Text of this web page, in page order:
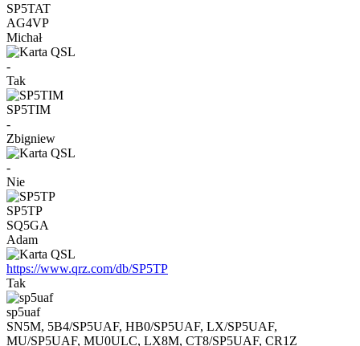
SP5TAT
AG4VP
Michał
-
Tak
SP5TIM
-
Zbigniew
-
Nie
SP5TP
SQ5GA
Adam
https://www.qrz.com/db/SP5TP
Tak
sp5uaf
SN5M, 5B4/SP5UAF, HB0/SP5UAF, LX/SP5UAF,
MU/SP5UAF, MU0ULC, LX8M, CT8/SP5UAF, CR1Z